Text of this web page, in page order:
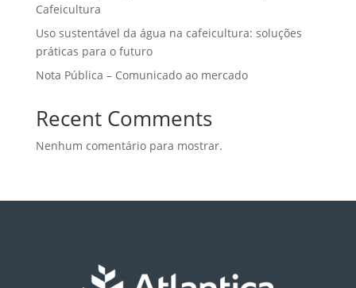
Cafeicultura
Uso sustentável da água na cafeicultura: soluções
práticas para o futuro
Nota Pública – Comunicado ao mercado
Recent Comments
Nenhum comentário para mostrar.